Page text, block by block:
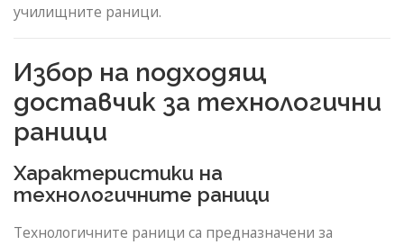
училищните раници.
Избор на подходящ
доставчик за технологични
раници
Характеристики на
технологичните раници
Технологичните раници са предназначени за